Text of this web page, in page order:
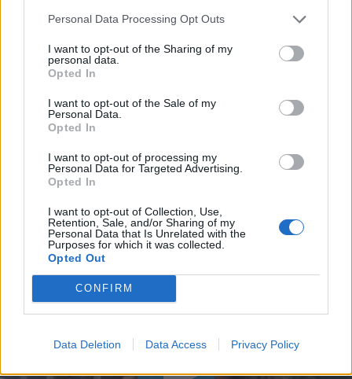
Personal Data Processing Opt Outs
I want to opt-out of the Sharing of my
personal data.
Opted In
I want to opt-out of the Sale of my
Personal Data.
Opted In
I want to opt-out of processing my
Personal Data for Targeted Advertising.
Opted In
I want to opt-out of Collection, Use,
Retention, Sale, and/or Sharing of my
Personal Data that Is Unrelated with the
Purposes for which it was collected.
Opted Out
CONFIRM
Data Deletion Data Access Privacy Policy